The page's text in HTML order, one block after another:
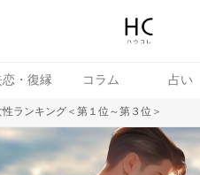
恋・復縁 コラム 占い
ランキング＜第１位～第３位＞